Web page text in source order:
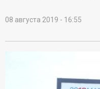
08 августа 2019 - 16:55